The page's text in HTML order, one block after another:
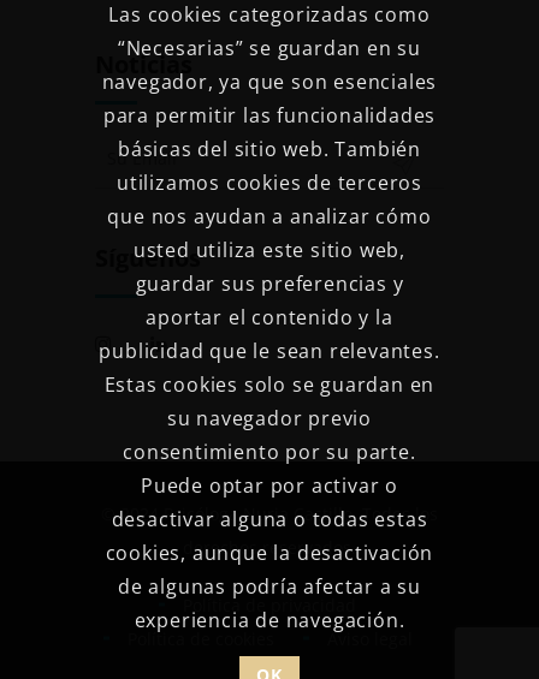
Noticias
Síguenos
© 2024 Psicóloga Nuria Castillo. Todos los
derechos reservados.
Política de privacidad
Política de cookies
Aviso legal
Las cookies categorizadas como
“Necesarias” se guardan en su
navegador, ya que son esenciales
para permitir las funcionalidades
básicas del sitio web. También
utilizamos cookies de terceros
que nos ayudan a analizar cómo
usted utiliza este sitio web,
guardar sus preferencias y
aportar el contenido y la
publicidad que le sean relevantes.
Estas cookies solo se guardan en
su navegador previo
consentimiento por su parte.
Puede optar por activar o
desactivar alguna o todas estas
cookies, aunque la desactivación
de algunas podría afectar a su
experiencia de navegación.